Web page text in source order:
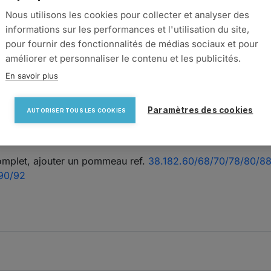
Nous utilisons les cookies pour collecter et analyser des
informations sur les performances et l'utilisation du site,
pour fournir des fonctionnalités de médias sociaux et pour
améliorer et personnaliser le contenu et les publicités.
En savoir plus
AUTORISER TOUS LES COOKIES Paramètres des cookies
push-pull. Fermeture poussoir.
un système d'ouverture par pression : ouverture et
couplé à un pommeau, s'adapte ainsi à toutes portes
ajouter un pommeau ref. 38.182.60/68/70/78/80/88
92